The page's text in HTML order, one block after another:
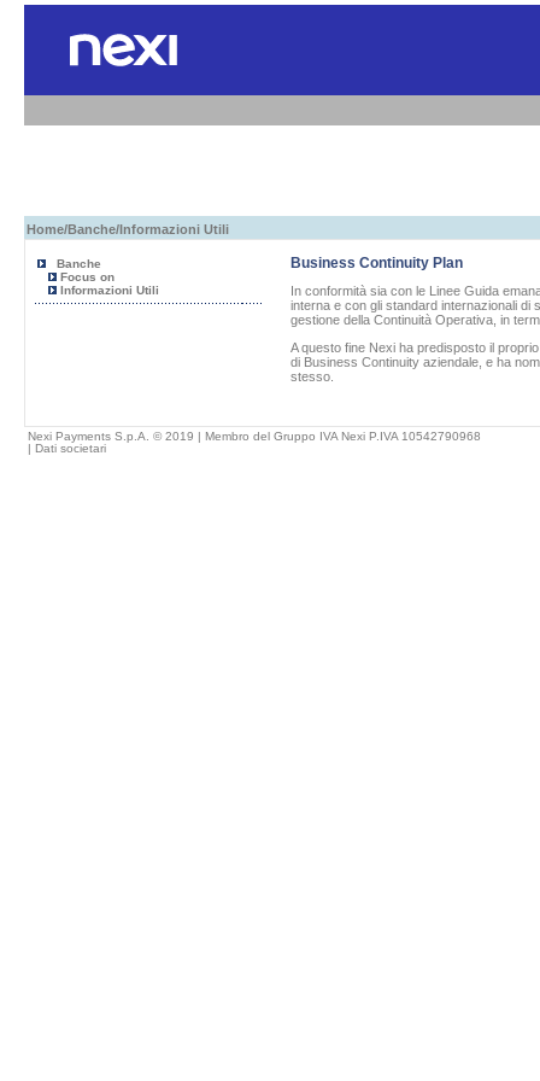
Home/Banche/Informazioni Utili
Banche
Focus on
Informazioni Utili
Business Continuity Plan
In conformità sia con le Linee Guida
interna e con gli standard internazionali di
gestione della Continuità Operativa, in
A questo fine Nexi ha predisposto il
di Business Continuity aziendale, e ha
stesso.
Nexi Payments S.p.A. © 2019 | Membro del Gruppo IVA Nexi P.IVA 10542790968
| Dati societari